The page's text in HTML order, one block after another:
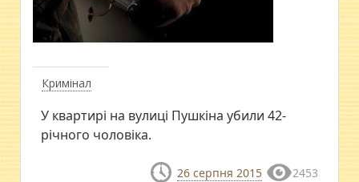
Кримінал
У квартирі на вулиці Пушкіна убили 42-
річного чоловіка.
26 серпня 2015 2453